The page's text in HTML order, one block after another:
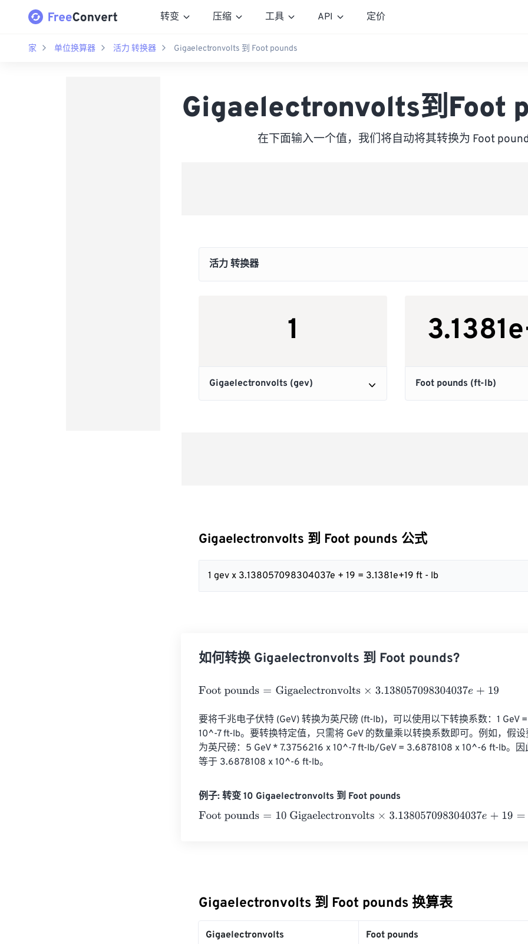
转变 压缩 工具 API 定价
家 单位换算器 活力 转换器 Gigaelectronvolts 到 Foot pounds
Gigaelectronvolts到Foot
在下面输入一个值，我们将自动将其转换为 Foot
Gigaelectronvolts 到 Foot pounds 公式
1 gev x 3.138057098304037e + 19 = 3.1381e+19 ft - lb
如何转换 Gigaelectronvolts 到 Foot pounds?
Foot pounds=Gigaelectronvolts×3.138057098304037e+19
要将千兆电子伏特 (GeV) 转换为英尺磅 (ft-lb)，可以使用以下转换系数：1 GeV
10^-7 ft-lb。要转换特定值，只需将 GeV 的数量乘以转换系数即可。例如，假设
为英尺磅：5 GeV * 7.3756216 x 10^-7 ft-lb/GeV = 3.6878108 x 10^-6 ft-lb。因
等于 3.6878108 x 10^-6 ft-lb。
例子: 转变 10 Gigaelectronvolts 到 Foot pounds
Foot pounds=10 Gigaelectronvolts×3.138057098304037e+19=
Gigaelectronvolts 到 Foot pounds 换算表
Gigaelectronvolts Foot pounds